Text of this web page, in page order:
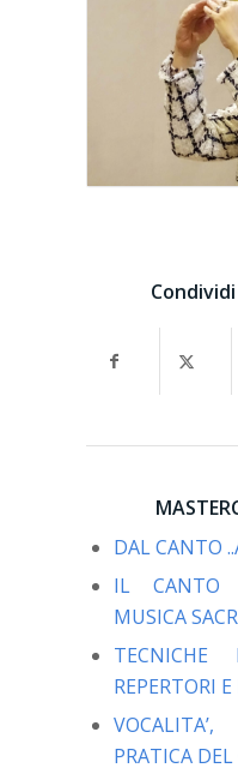
DAL CANTO
IL CANTO
MUSICA
TECNICHE
REPERTORI
PRATICA